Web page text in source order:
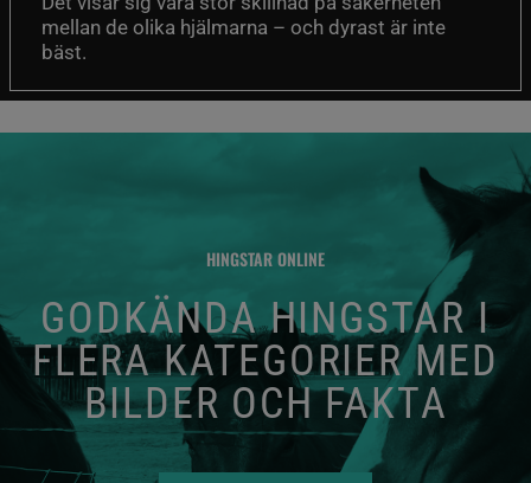
mellan de olika hjälmarna – och dyrast är inte
bäst.
HINGSTAR ONLINE
GODKÄNDA HINGSTAR I
FLERA KATEGORIER MED
BILDER OCH FAKTA